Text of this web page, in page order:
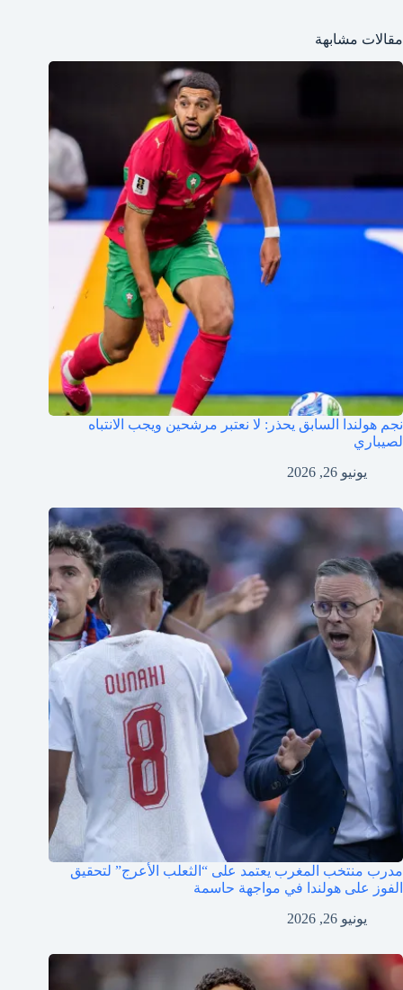
مقالات مشابهة
نجم هولندا السابق يحذر: لا نعتبر مرشحين ويجب الانتباه
لصيباري
يونيو 26, 2026
مدرب منتخب المغرب يعتمد على “الثعلب الأعرج” لتحقيق
الفوز على هولندا في مواجهة حاسمة
يونيو 26, 2026